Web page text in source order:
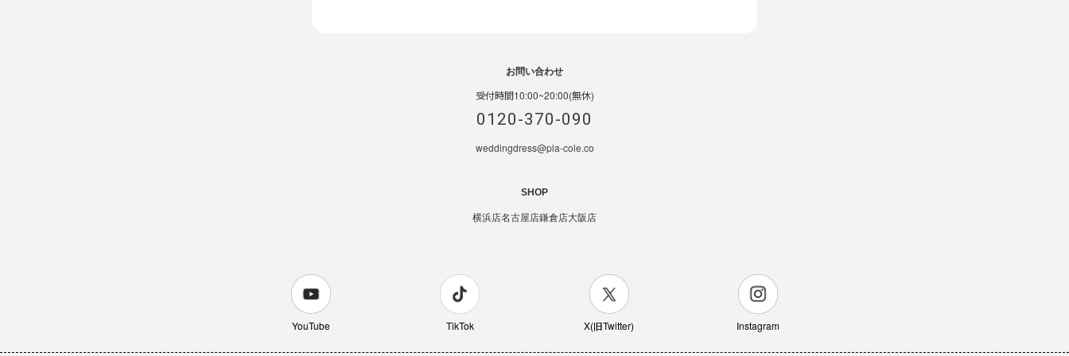
お問い合わせ
受付時間10:00~20:00(無休)
0120-370-090
weddingdress@pla-cole.co
SHOP
横浜店名古屋店鎌倉店大阪店
YouTube TikTok X(旧Twitter) Instagram